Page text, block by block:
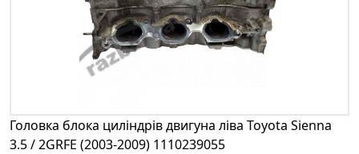
Головка блока циліндрів двигуна ліва Toyota Sienna
3.5 / 2GRFE (2003-2009) 1110239055